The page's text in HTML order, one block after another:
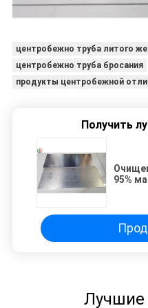
центробежно труба литого
центробежно труба бросания
продукты центробежной
Получить
95%
Лучшие